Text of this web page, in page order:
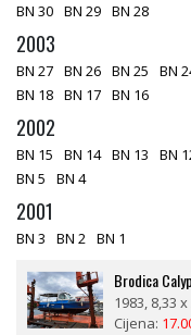
BN 30 BN 29 BN 28
2003
BN 27 BN 26 BN 25 BN
BN 18 BN 17 BN 16
2002
BN 15 BN 14 BN 13 BN
BN 5
BN 4
2001
BN 3 BN 2 BN 1
Brodica
1983, 8,33
Cijena: